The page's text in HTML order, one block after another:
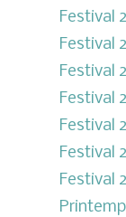
Festival
Festival
Festival
Festival
Festival
Festival
Festival